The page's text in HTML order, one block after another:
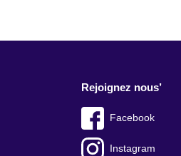
Rejoignez nous’
Facebook
Instagram